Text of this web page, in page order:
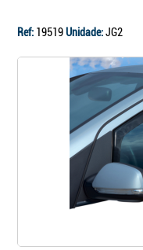
Ref: 19519Unidade:JG2